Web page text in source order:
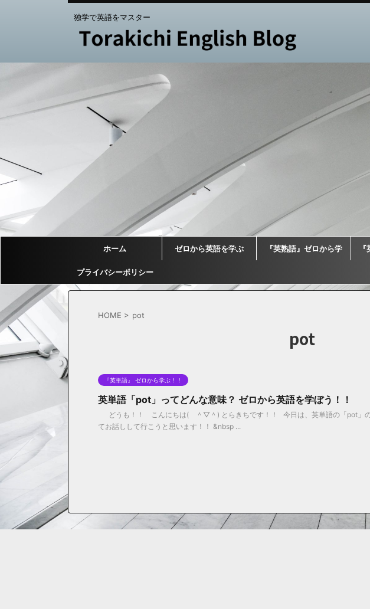
独学で英語をマスター
ホーム ゼロから英語を学ぶ 『英熟語』ゼロから学
プライバシーポリシー
HOME > pot
pot
『英単語』 ゼロから学ぶ！！
英単語「pot」ってどんな意味？ ゼロから英語を学ぼう！！
どうも！！ こんにちは( ＾▽＾) とらきちです！！ 今日は、英単語の「pot」の
てお話しして行こうと思います！！ &nbsp ...